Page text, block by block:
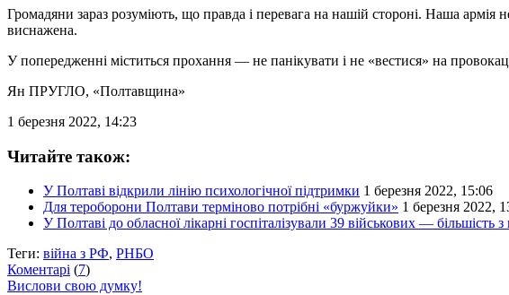
Громадяни зараз розуміють, що правда і перевага на нашій стороні. Наша
виснажена.
У попередженні міститься прохання — не панікувати і не «вестися» на
Ян ПРУГЛО, «Полтавщина»
1 березня 2022, 14:23
Читайте також:
У Полтаві відкрили лінію психологічної підтримки 1 березня 2022, 15:06
Для тероборони Полтави терміново потрібні «буржуйки» 1 березня 2022,
У Полтаві до обласної лікарні госпіталізували 39 військових — більшість
Теги: війна з РФ, РНБО
Коментарі (7)
Вислови свою думку!